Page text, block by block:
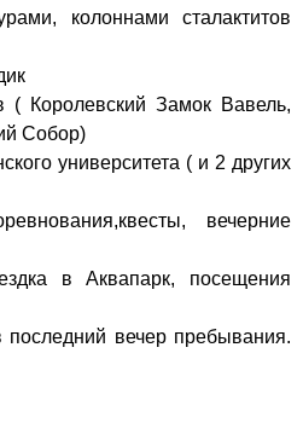
колоннами сталактитов
Королевский Замок Вавель,
Собор)
университета ( и 2 других
вечерние
в Аквапарк, посещения
вечер пребывания.